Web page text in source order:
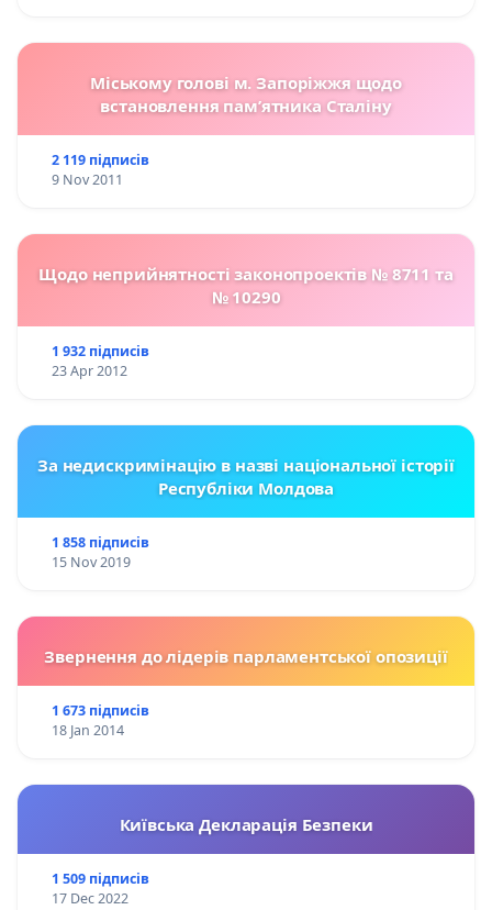
Міському голові м. Запоріжжя щодо
встановлення пам’ятника Сталіну
2 119 підписів
9 Nov 2011
Щодо неприйнятності законопроектів № 8711 та
№ 10290
1 932 підписів
23 Apr 2012
За недискримінацію в назві національної історії
Республіки Молдова
1 858 підписів
15 Nov 2019
Звернення до лідерів парламентської опозиції
1 673 підписів
18 Jan 2014
Київська Декларація Безпеки
1 509 підписів
17 Dec 2022